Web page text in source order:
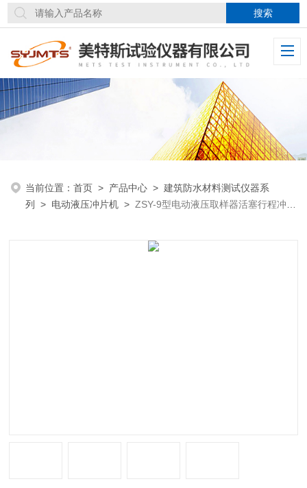
当前位置：首页 > 产品中心 >建筑防水材料测试仪器系
列
> 电动液压冲片机 >ZSY-9型电动液压取样器活塞行程冲片